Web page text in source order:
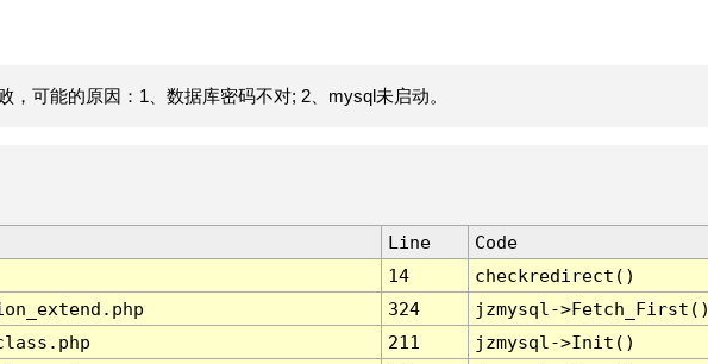
，可能的原因：1、数据库密码不对; 2、mysql未启动。
Line
Code
14
checkredirect()
324
jzmysql-
211
jzmysql->Init()